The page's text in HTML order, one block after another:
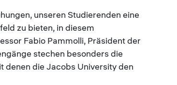
unseren Studierenden eine
zu bieten, in diesem
Fabio Pammolli, Präsident der
stechen besonders die
denen die Jacobs University den